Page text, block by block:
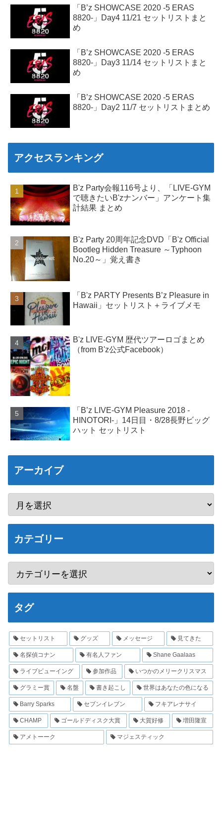
「B’z SHOWCASE 2020 -5 ERAS
8820-」Day4 11/21 セットリストまと
め
「B’z SHOWCASE 2020 -5 ERAS
8820-」Day3 11/14 セットリストまと
め
「B’z SHOWCASE 2020 -5 ERAS
8820-」Day2 11/7 セットリストまとめ
アクセスランキング
B'z Party会報116号より、「LIVE-GYM
で聴きたいB'zナンバー」アンケート集
計結果 まとめ
B'z Party 20周年記念DVD「B'z Official
Bootleg Hidden Treasure ～Typhoon
No.20～」覚え書き
「B'z PARTY Presents B’z Pleasure in
Hawaii」セットリスト＋ライブメモ
B'z LIVE-GYM 歴代ツアーロゴまとめ
（from B'z公式Facebook）
「B’z LIVE-GYM Pleasure 2018 -
HINOTORI-」14日目・8/28長野ビッグ
ハット セットリスト
アーカイブ
カテゴリー
タグ
セットリスト グッズ メッセージ 見てきた
名探偵コナン 有名人ファン Shane Gaalaas
ライブビューイング 参加作品 いつかのメリークリスマス
グラミー賞 名盤 書き起こし 世界はあなたの色になる
Barry Sparks セブンイレブン フキアレナサイ
CHAMP ゴールドディスク大賞 大賀好修 増田隆宣
アメトーーク マジェスティック